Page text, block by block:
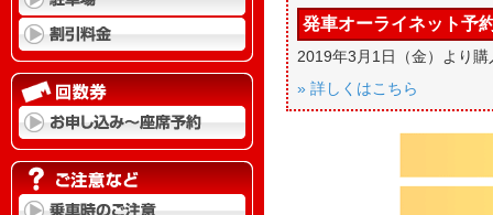
発車オーライネット予
2019年3月1日（金）より
» 詳しくはこちら